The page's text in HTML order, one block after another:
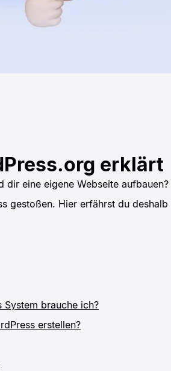
erklärt
dir eine eigene Webseite aufbauen?
gestoßen. Hier erfährst du
brauche ich?
erstellen?